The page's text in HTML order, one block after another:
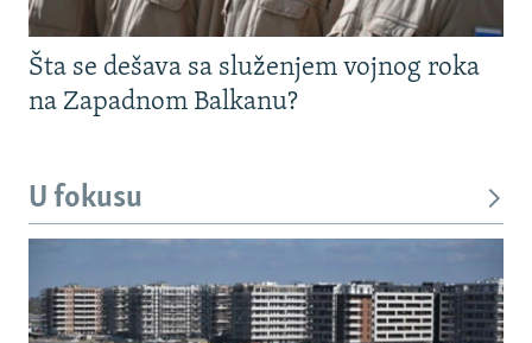
Šta se dešava sa služenjem vojnog roka
na Zapadnom Balkanu?
U fokusu